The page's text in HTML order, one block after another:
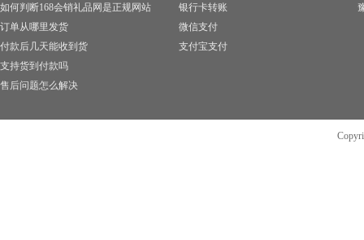
如何判断168会销礼品网是正规网站
订单从哪里发货
付款后几天能收到货
支持货到付款吗
售后问题怎么解决
银行卡转账
微信支付
支付宝支付